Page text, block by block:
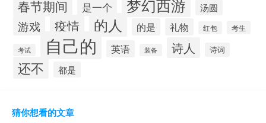
春节期间 是一个 梦幻西游 汤圆
游戏 疫情 的人 的是 礼物 红包 考生
考试 自己的 英语 装备 诗人 诗词
还不 都是
猜你想看的文章